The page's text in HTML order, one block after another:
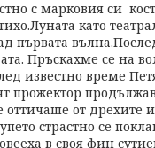
с марковия си
като
първата
Пръскахме се на
известно време
прожектор
оттичаше от дрехите
страстно се
в своя фин